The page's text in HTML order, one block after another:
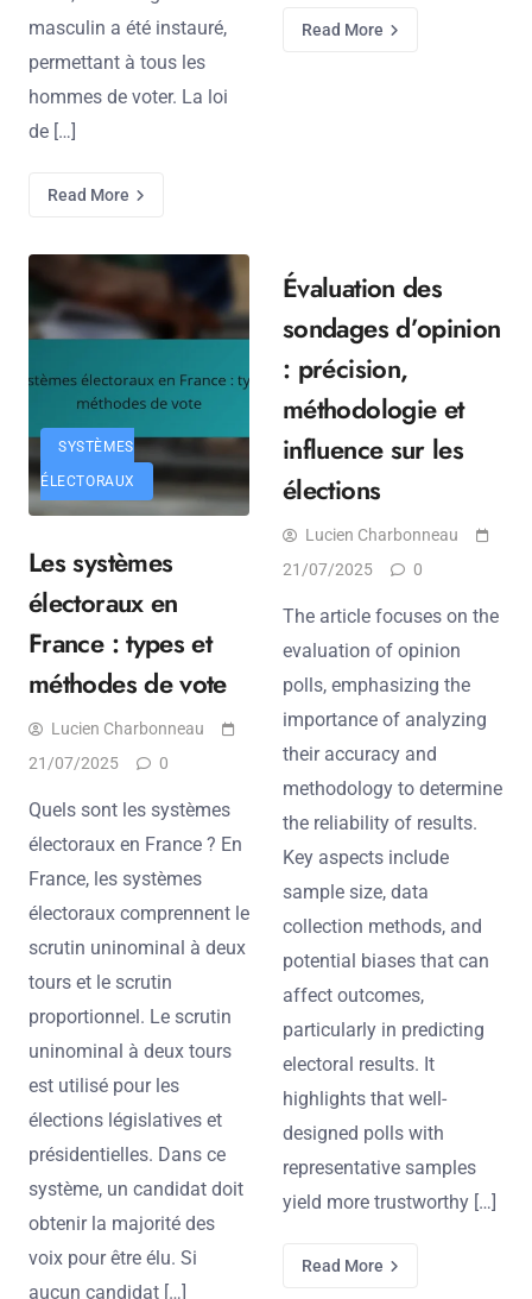
masculin a été instauré,
permettant à tous les
hommes de voter. La loi
de […]
Read More
Read More
SYSTÈMES
ÉLECTORAUX
Les systèmes
électoraux en
France : types et
méthodes de vote
Lucien Charbonneau
21/07/2025
0
Quels sont les systèmes
électoraux en France ? En
France, les systèmes
électoraux comprennent le
scrutin uninominal à deux
tours et le scrutin
proportionnel. Le scrutin
uninominal à deux tours
est utilisé pour les
élections législatives et
présidentielles. Dans ce
système, un candidat doit
obtenir la majorité des
voix pour être élu. Si
aucun candidat […]
Évaluation des
sondages d’opinion
: précision,
méthodologie et
influence sur les
élections
Lucien Charbonneau
21/07/2025
0
The article focuses on the
evaluation of opinion
polls, emphasizing the
importance of analyzing
their accuracy and
methodology to determine
the reliability of results.
Key aspects include
sample size, data
collection methods, and
potential biases that can
affect outcomes,
particularly in predicting
electoral results. It
highlights that well-
designed polls with
representative samples
yield more trustworthy […]
Read More